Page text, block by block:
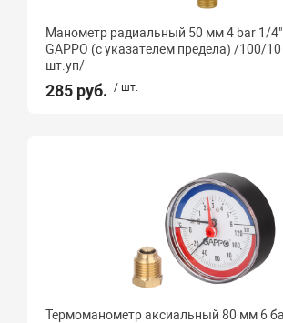
ROMMER
Среда для работы
Манометр радиальный 50 мм 4 bar 1/4"
GAPPO (с указателем предела) /100/10
шт.уп/
285 руб. / шт.
Термоманометр аксиальный 80 мм 6